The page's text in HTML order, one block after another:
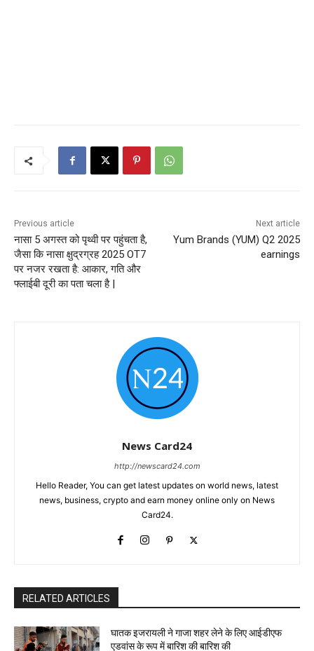
Previous article
नासा 5 अगस्त को पृथ्वी पर पहुंचता है,
जैसा कि नासा क्षुद्रग्रह 2025 OT7
पर नजर रखता है: आकार, गति और
फ्लाईबी दूरी का पता चला है |
Next article
Yum Brands (YUM) Q2 2025
earnings
News Card24
http://newscard24.com
Hello Reader, You can get latest updates on world news, latest
news, business, crypto and earn money online only on News
Card24.
RELATED ARTICLES
घातक इजरायली ने गाजा शहर लेने के लिए आईडीएफ
एडवांस के रूप में बारिश की बारिश की